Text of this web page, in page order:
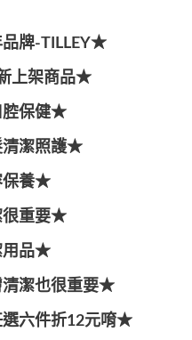
牌-TILLEY★
上架商品★
保健★
潔照護★
保養★
重要★
用品★
潔也很重要★
六件折12元唷★